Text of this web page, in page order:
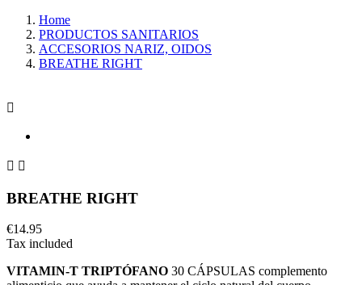
Home
PRODUCTOS SANITARIOS
ACCESORIOS NARIZ, OIDOS
BREATHE RIGHT

 
BREATHE RIGHT
€14.95
Tax included
VITAMIN-T TRIPTÓFANO 30 CÁPSULAS complemento